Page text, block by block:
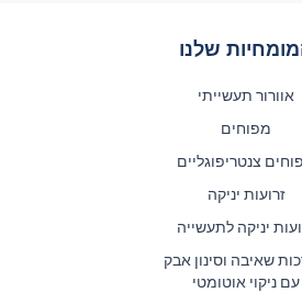
שלנו
אוורור תעשייתי
מפוחים
צנטריפוגליים
זרועות יניקה
יניקה לתעשייה
שאיבה וסינון אבק
עם ניקוי אוטומטי